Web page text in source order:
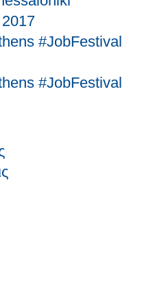
#JobFestival
#JobFestival